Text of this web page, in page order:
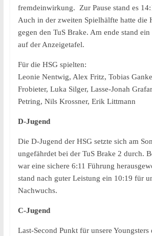
fremdeinwirkung. Zur Pause stand es
Auch in der zweiten Spielhälfte hatte die
gegen den TuS Brake. Am ende stand
auf der Anzeigetafel.
Für die HSG spielten:
Leonie Nentwig, Alex Fritz, Tobias
Frobieter, Luka Silger, Lasse-Jonah
Petring, Nils Krossner, Erik Littmann
D-Jugend
Die D-Jugend der HSG setzte sich am
ungefährdet bei der TuS Brake 2 durch.
war eine sichere 6:11 Führung
stand nach guter Leistung ein 10:19 für
Nachwuchs.
C-Jugend
Last-Second Punkt für unsere Youngsters